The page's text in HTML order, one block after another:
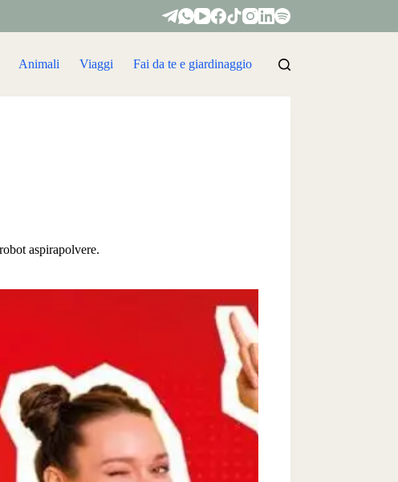
Animali Viaggi Fai da te e giardinaggio
aspirapolvere.